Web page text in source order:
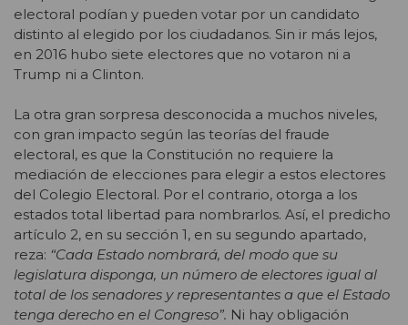
electoral podían y pueden votar por un candidato
distinto al elegido por los ciudadanos. Sin ir más lejos,
en 2016 hubo siete electores que no votaron ni a
Trump ni a Clinton.
La otra gran sorpresa desconocida a muchos niveles,
con gran impacto según las teorías del fraude
electoral, es que la Constitución no requiere la
mediación de elecciones para elegir a estos electores
del Colegio Electoral. Por el contrario, otorga a los
estados total libertad para nombrarlos. Así, el predicho
artículo 2, en su sección 1, en su segundo apartado,
reza: “Cada Estado nombrará, del modo que su
legislatura disponga, un número de electores igual al
total de los senadores y representantes a que el Estado
tenga derecho en el Congreso”. Ni hay obligación